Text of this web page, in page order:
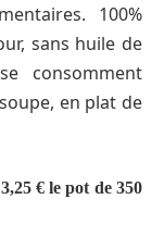
100%
sans huile de
consomment
en plat de
€ le pot de 350